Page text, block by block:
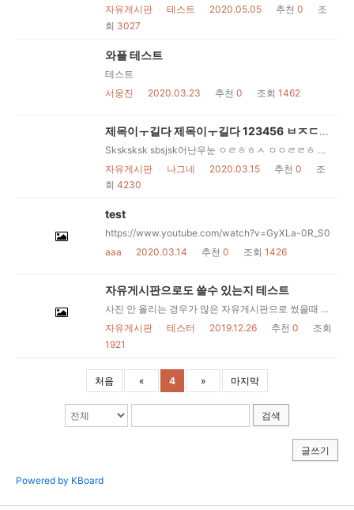
자유게시판
테스트 2020.05.05 추천 0
조
회 3027
와플 테스트
테스트
서웅진
2020.03.23 추천 0 조회 1462
제목이ㅜ길다 제목이ㅜ길다 123456 ㅂㅈㄷㄱ ㅂㅈㄱ ㅈㄷ ㅂ
Sksksksk sbsjsk어난우눈 ㅇㄹㅎㅎㅅ ㅇㅇㄹㄹㅎ ㅇ ㅇㅇㅇㅇㅇ ㅇ ㅇ ㅇ ㅇ
자유게시판
나그네 2020.03.15 추천 0
조
회 4230
test
https://www.youtube.com/watch?v=GyXLa-0R_S0
aaa
2020.03.14 추천 0 조회 1426
자유게시판으로도 쓸수 있는지 테스트
사진 안 올리는 경우가 많은 자유게시판으로 썼을때 어떤지 테스트
자유게시판
테스터 2019.12.26 추천 0
조회
1921
처음 « 4 » 마지막
검색
글쓰기
Powered by KBoard